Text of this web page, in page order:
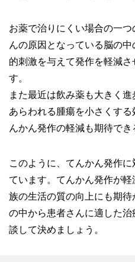
お薬で治りにくい場合の一
んの原因となっている脳の
的刺激を与えて発作を軽減
す。
また最近は飲み薬も大きく
あらわれる腫瘍を小さくす
んかん発作の軽減も期待でき
このように、てんかん発作
ています。てんかん発作が
族の生活の質の向上にも期
の中から患者さんに適した
談して決めましょう。